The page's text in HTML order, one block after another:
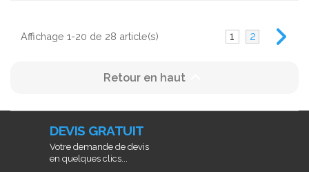
Affichage 1-20 de 28 article(s) 1 2
Retour en haut
DEVIS GRATUIT
Votre demande de devis
en quelques clics...